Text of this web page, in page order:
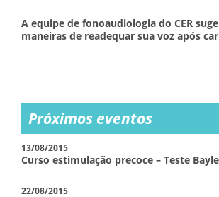
A equipe de fonoaudiologia do CER
maneiras de readequar sua voz após
Próximos eventos
13/08/2015
Curso estimulação precoce – Teste
22/08/2015